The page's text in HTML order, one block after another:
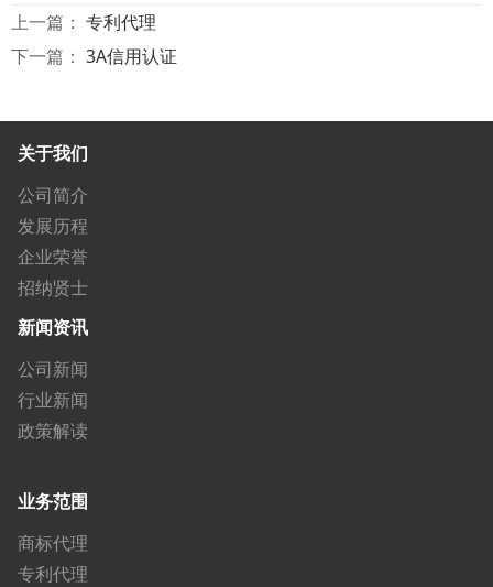
上一篇： 专利代理
下一篇： 3A信用认证
关于我们
公司简介
发展历程
企业荣誉
招纳贤士
新闻资讯
公司新闻
行业新闻
政策解读
业务范围
商标代理
专利代理